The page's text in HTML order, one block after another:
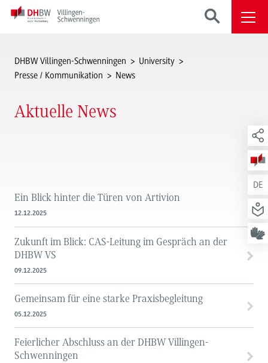
DE
DHBW Villingen-Schwenningen
University
Presse / Kommunikation
News
Aktuelle News
12.12.2025
Ein Blick hinter die Türen von Artivion
09.12.2025
Zukunft im Blick: CAS-Leitung im Gespräch an der
DHBW VS
05.12.2025
Gemeinsam für eine starke Praxisbegleitung
Feierlicher Abschluss an der DHBW Villingen-
Schwenningen